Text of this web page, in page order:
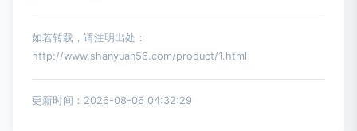
如若转载，请注明出处：
http://www.shanyuan56.com/product/1.html
更新时间：2026-08-06 04:32:29